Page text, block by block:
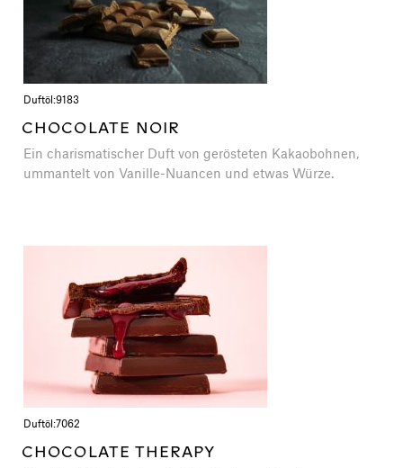
Duftöl:9183
CHOCOLATE NOIR
Ein charismatischer Duft von gerösteten Kakaobohnen,
ummantelt von Vanille-Nuancen und etwas Würze.
Duftöl:7062
CHOCOLATE THERAPY